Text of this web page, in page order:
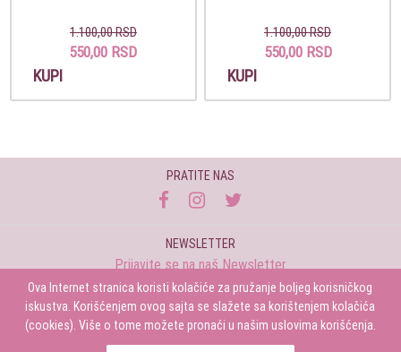
Ova Internet stranica koristi kolačiće za pružanje boljeg korisničkog
iskustva. Korišćenjem ovog sajta se slažete sa korištenjem kolačića
(cookies). Više o tome možete pronaći u našim uslovima korišćenja.
1.100,00 RSD
550,00 RSD
KUPI
1.100,00 RSD
550,00 RSD
KUPI
PRATITE NAS
NEWSLETTER
Prijavite se na naš Newsletter
Prijavi se